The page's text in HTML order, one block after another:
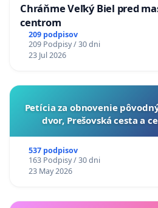
Chráňme Veľký Biel pred
centrom
209 podpisov
209 Podpisy / 30 dni
23 Jul 2026
​Petícia za obnovenie
dvor, Prešovská cesta a
537 podpisov
163 Podpisy / 30 dni
23 May 2026